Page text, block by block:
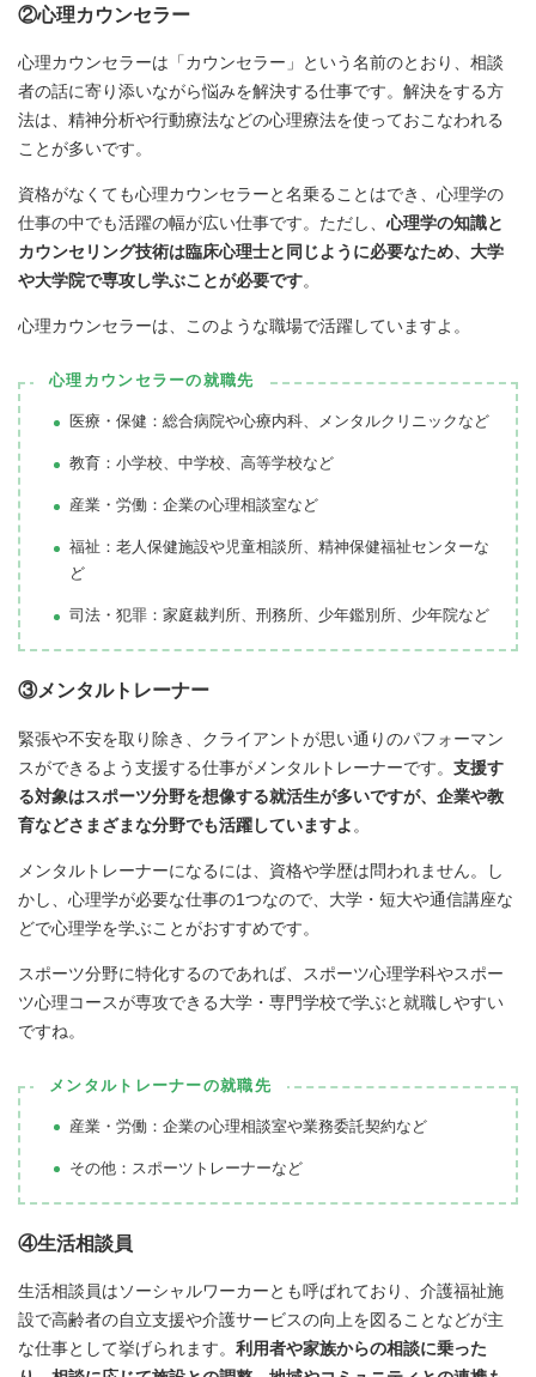
②心理カウンセラー
心理カウンセラーは「カウンセラー」という名前のとおり、相談
者の話に寄り添いながら悩みを解決する仕事です。解決をする方
法は、精神分析や行動療法などの心理療法を使っておこなわれる
ことが多いです。
資格がなくても心理カウンセラーと名乗ることはでき、心理学の
仕事の中でも活躍の幅が広い仕事です。ただし、 心理学の知識と
カウンセリング技術は臨床心理士と同じように必要なため、大学
や大学院で専攻し学ぶことが必要です。
心理カウンセラーは、このような職場で活躍していますよ。
心理カウンセラーの就職先
医療・保健：総合病院や心療内科、メンタルクリニックなど
教育：小学校、中学校、高等学校など
産業・労働：企業の心理相談室など
福祉：老人保健施設や児童相談所、精神保健福祉センターな
ど
司法・犯罪：家庭裁判所、刑務所、少年鑑別所、少年院など
③メンタルトレーナー
緊張や不安を取り除き、クライアントが思い通りのパフォーマン
スができるよう支援する仕事がメンタルトレーナーです。 支援す
る対象はスポーツ分野を想像する就活生が多いですが、企業や教
育などさまざまな分野でも活躍していますよ 。
メンタルトレーナーになるには、資格や学歴は問われません。し
かし、心理学が必要な仕事の1つなので、大学・短大や通信講座な
どで心理学を学ぶことがおすすめです。
スポーツ分野に特化するのであれば、スポーツ心理学科やスポー
ツ心理コースが専攻できる大学・専門学校で学ぶと就職しやすい
ですね。
メンタルトレーナーの就職先
産業・労働：企業の心理相談室や業務委託契約など
その他：スポーツトレーナーなど
④生活相談員
生活相談員はソーシャルワーカーとも呼ばれており、介護福祉施
設で高齢者の自立支援や介護サービスの向上を図ることなどが主
な仕事として挙げられます。 利用者や家族からの相談に乗った